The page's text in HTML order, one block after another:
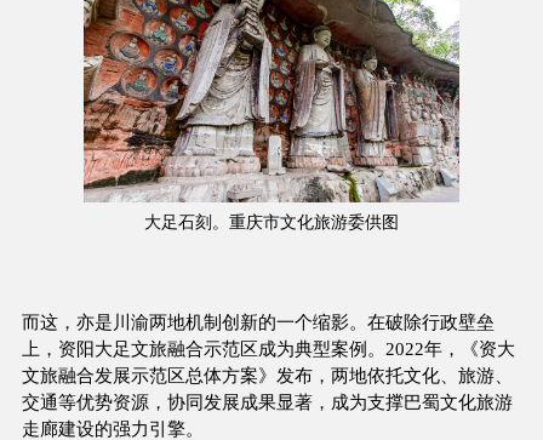
大足石刻。重庆市文化旅游委供图
而这，亦是川渝两地机制创新的一个缩影。在破除行政壁垒
上，资阳大足文旅融合示范区成为典型案例。2022年，《资大
文旅融合发展示范区总体方案》发布，两地依托文化、旅游、
交通等优势资源，协同发展成果显著，成为支撑巴蜀文化旅游
走廊建设的强力引擎。